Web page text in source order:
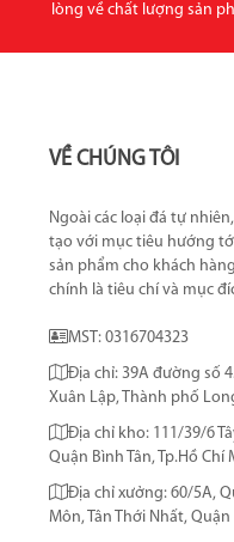
lòng về chất lượng sản
VỀ CHÚNG TÔI
Ngoài các loại đá tự
tạo với mục tiêu hướng
sản phẩm cho khách
chính là tiêu chí và mục
MST: 0316704323
Địa chỉ: 39A đường số
Xuân Lập, Thành phố
Địa chỉ kho: 111/39/6
Quận Bình Tân, Tp.Hồ Chí
Địa chỉ xưởng: 60/5A,
Môn, Tân Thới Nhất, Quận